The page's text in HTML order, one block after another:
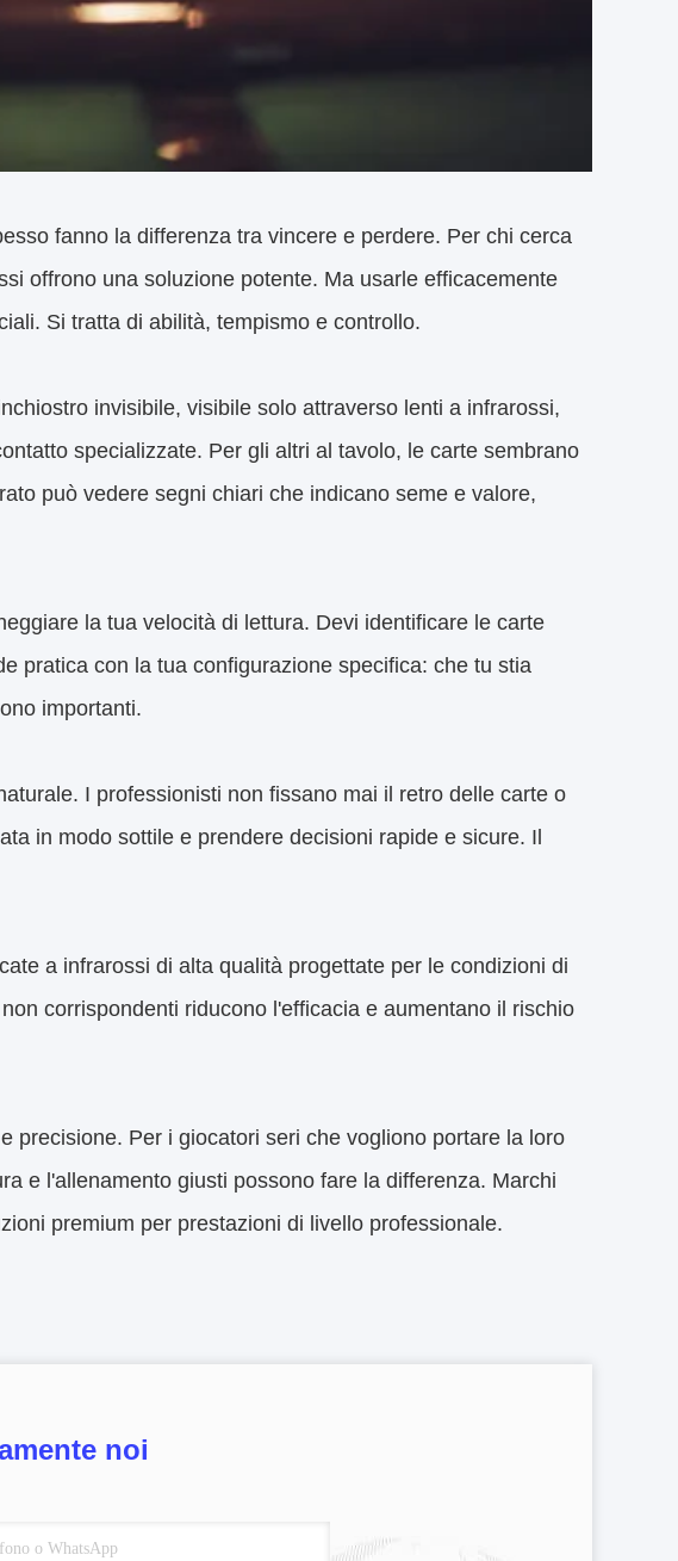
fanno la differenza tra vincere e perdere. Per chi cerca
offrono una soluzione potente. Ma usarle efficacemente
Si tratta di abilità, tempismo e controllo.
invisibile, visibile solo attraverso lenti a infrarossi,
specializzate. Per gli altri al tavolo, le carte sembrano
può vedere segni chiari che indicano seme e valore,
la tua velocità di lettura. Devi identificare le carte
pratica con la tua configurazione specifica: che tu stia
importanti.
I professionisti non fissano mai il retro delle carte o
in modo sottile e prendere decisioni rapide e sicure. Il
a infrarossi di alta qualità progettate per le condizioni di
corrispondenti riducono l'efficacia e aumentano il rischio
precisione. Per i giocatori seri che vogliono portare la loro
e l'allenamento giusti possono fare la differenza. Marchi
premium per prestazioni di livello professionale.
noi